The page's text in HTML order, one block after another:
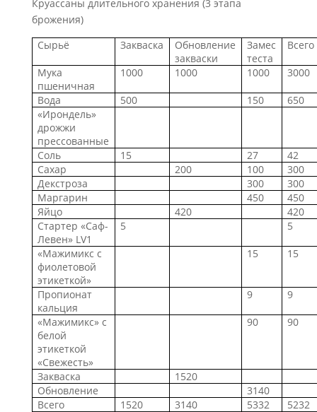
Круассаны длительного хранения (3 этапа
брожения)
Сырьё
Закваска
Обновление
закваски
Замес
теста
Всего
Мука
пшеничная
1000 1000 1000 3000
Вода 500 150
650
«Ирондель»
дрожжи
прессованные
Соль
15 27
42
Сахар
200 100
300
Декстроза
300
300
Маргарин
450
450
Яйцо
420
420
Стартер «Саф-
Левен» LV1
5 5
«Мажимикс c
фиолетовой
этикеткой»
15 15
Пропионат
кальция
9 9
«Мажимикс» с
белой
этикеткой
«Свежесть»
90 90
Закваска
1520
Обновление
3140
Всего
1520 3140 5332 5232